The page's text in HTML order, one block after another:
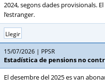
2024, segons dades provisionals.
l’estranger.
Llegir
15/07/2026 PPSR
Estadística de pensions no
El desembre del 2025 es van